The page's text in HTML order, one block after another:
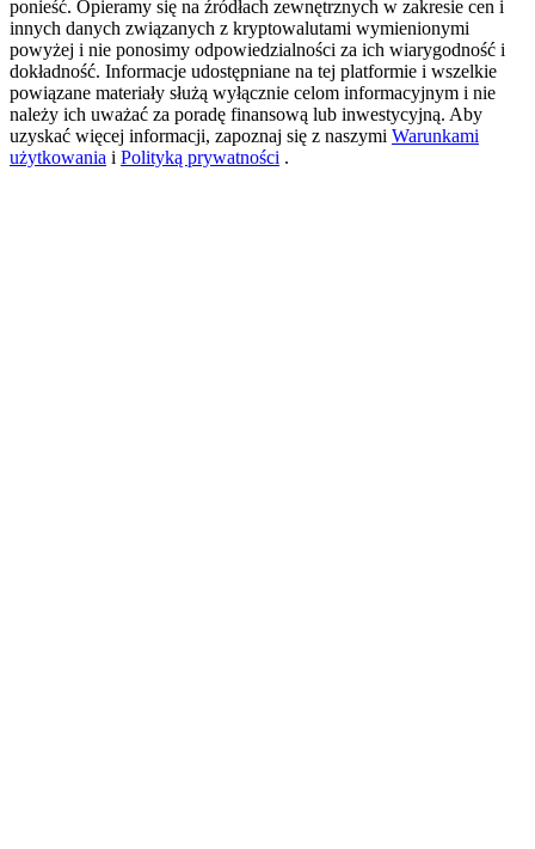
Precious Metals Trading Carnival
Trade Gold & Silver · 33,333 USDT Bonus
ponieść. Opieramy się na źródłach zewnętrznych w zakresie cen i
innych danych związanych z kryptowalutami wymienionymi
powyżej i nie ponosimy odpowiedzialności za ich wiarygodność i
dokładność. Informacje udostępniane na tej platformie i wszelkie
powiązane materiały służą wyłącznie celom informacyjnym i nie
należy ich uważać za poradę finansową lub inwestycyjną. Aby
uzyskać więcej informacji, zapoznaj się z naszymi Warunkami
użytkowania i Polityką prywatności .